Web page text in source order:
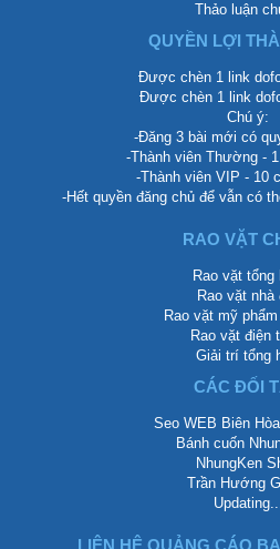
Thảo luận
QUYỀN LỢI
Được chèn 1 link
Được chèn 1 link
Chú ý:
-Đăng 3 bài mới có
-Thành viên Thường -
-Thành viên VIP - 10
-Hết quyền đăng chủ để vẫn có
RAO VẶT
Rao vặt tổng
Rao vặt nhà
Rao vặt mỹ
Rao vặt điện
Giải trí tổng
CÁC ĐỐI
Seo WEB Biên
Bánh cuốn
NhungKen
Trần Hướng